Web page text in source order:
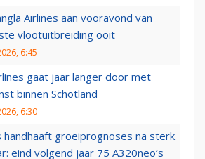
Airlines aan vooravond van
vlootuitbreiding ooit
6:45
gaat jaar langer door met
binnen Schotland
6:30
handhaaft groeiprognoses na sterk
eind volgend jaar 75 A320neo’s